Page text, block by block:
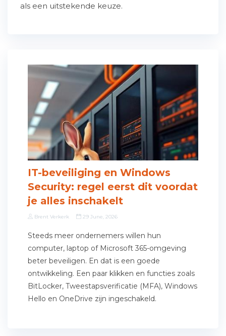
als een uitstekende keuze.
IT-beveiliging en Windows
Security: regel eerst dit voordat
je alles inschakelt
Brent Verkerk 29 June, 2026
Steeds meer ondernemers willen hun
computer, laptop of Microsoft 365-omgeving
beter beveiligen. En dat is een goede
ontwikkeling. Een paar klikken en functies zoals
BitLocker, Tweestapsverificatie (MFA), Windows
Hello en OneDrive zijn ingeschakeld.